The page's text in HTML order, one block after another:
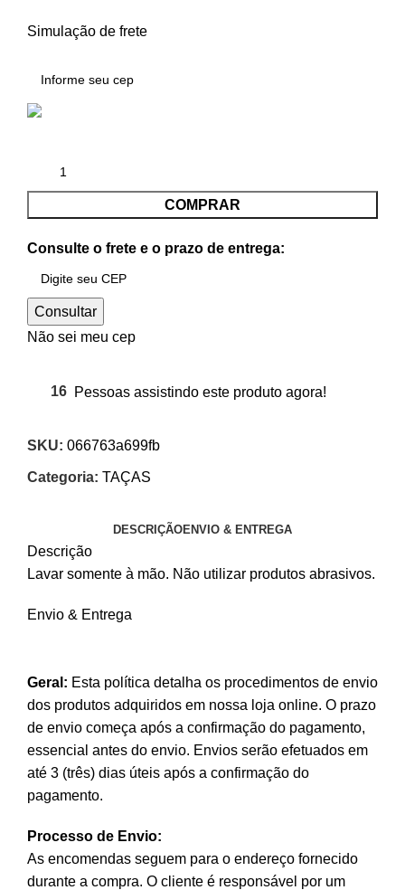
Simulação de frete
COMPRAR
Consulte o frete e o prazo de entrega:
Consultar
Não sei meu cep
16 Pessoas assistindo este produto agora!
SKU: 066763a699fb
Categoria: TAÇAS
DESCRIÇÃOENVIO & ENTREGA
Descrição
Lavar somente à mão. Não utilizar produtos abrasivos.
Envio & Entrega
Geral: Esta política detalha os procedimentos de envio
dos produtos adquiridos em nossa loja online. O prazo
de envio começa após a confirmação do pagamento,
essencial antes do envio. Envios serão efetuados em
até 3 (três) dias úteis após a confirmação do
pagamento.
Processo de Envio:
As encomendas seguem para o endereço fornecido
durante a compra. O cliente é responsável por um